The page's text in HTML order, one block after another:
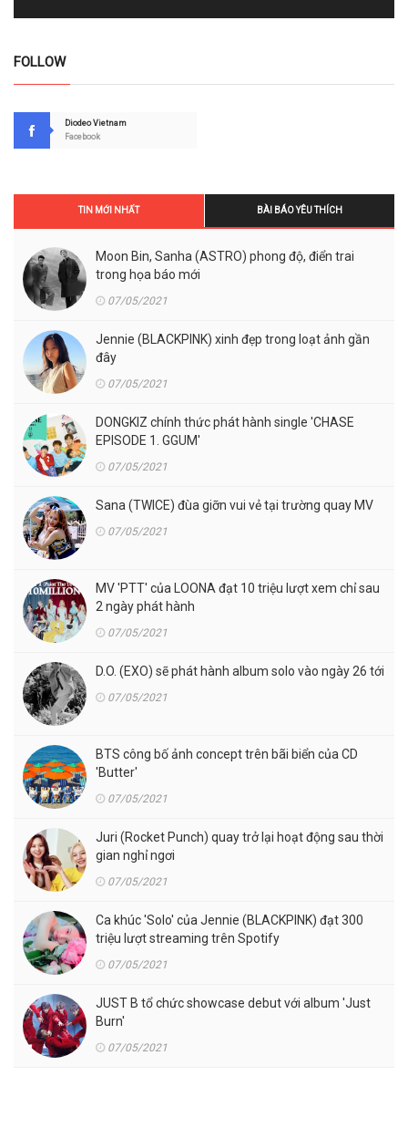
FOLLOW
Diodeo Vietnam
Facebook
TIN MỚI NHẤT BÀI BÁO YÊU THÍCH
Moon Bin, Sanha (ASTRO) phong độ, điển trai
trong họa báo mới
07/05/2021
Jennie (BLACKPINK) xinh đẹp trong loạt ảnh gần
đây
07/05/2021
DONGKIZ chính thức phát hành single 'CHASE
EPISODE 1. GGUM'
07/05/2021
Sana (TWICE) đùa giỡn vui vẻ tại trường quay MV
07/05/2021
MV 'PTT' của LOONA đạt 10 triệu lượt xem chỉ sau
2 ngày phát hành
07/05/2021
D.O. (EXO) sẽ phát hành album solo vào ngày 26 tới
07/05/2021
BTS công bố ảnh concept trên bãi biển của CD
'Butter'
07/05/2021
Juri (Rocket Punch) quay trở lại hoạt động sau thời
gian nghỉ ngơi
07/05/2021
Ca khúc 'Solo' của Jennie (BLACKPINK) đạt 300
triệu lượt streaming trên Spotify
07/05/2021
JUST B tổ chức showcase debut với album 'Just
Burn'
07/05/2021